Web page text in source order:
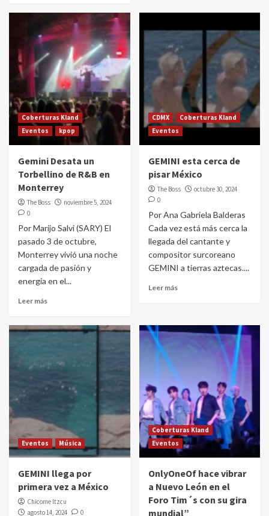
Coberturas Kland
Eventos
kpop
Gemini Desata un
Torbellino de R&B en
Monterrey
The Boss
noviembre 5, 2024
0
Por Marijo Salvi (SARY) El
pasado 3 de octubre,
Monterrey vivió una noche
cargada de pasión y
energía en el...
Leer más
CDMX
Coberturas Kland
Eventos
GEMINI esta cerca de
pisar México
The Boss
octubre 30, 2024
0
Por Ana Gabriela Balderas
Cada vez está más cerca la
llegada del cantante y
compositor surcoreano
GEMINI a tierras aztecas....
Leer más
Eventos Música
GEMINI llega por
primera vez a México
Chicome Itzcu
agosto 14, 2024
0
Coberturas Kland
Eventos
OnlyOneOf hace vibrar
a Nuevo León en el
Foro Tim´s con su gira
mundial”